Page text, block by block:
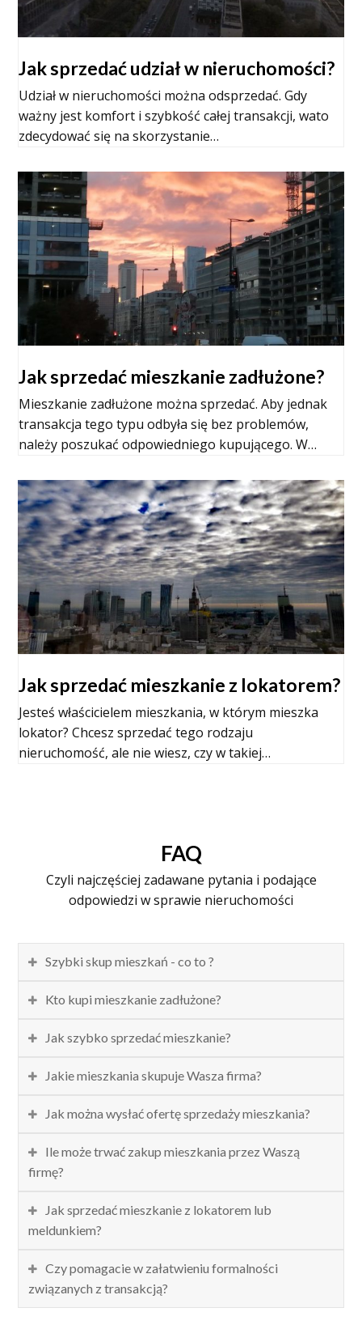
Jak sprzedać udział w nieruchomości?
Udział w nieruchomości można odsprzedać. Gdy
ważny jest komfort i szybkość całej transakcji, wato
zdecydować się na skorzystanie…
Jak sprzedać mieszkanie zadłużone?
Mieszkanie zadłużone można sprzedać. Aby jednak
transakcja tego typu odbyła się bez problemów,
należy poszukać odpowiedniego kupującego. W…
Jak sprzedać mieszkanie z lokatorem?
Jesteś właścicielem mieszkania, w którym mieszka
lokator? Chcesz sprzedać tego rodzaju
nieruchomość, ale nie wiesz, czy w takiej…
FAQ
Czyli najczęściej zadawane pytania i podające
odpowiedzi w sprawie nieruchomości
Szybki skup mieszkań - co to ?
Kto kupi mieszkanie zadłużone?
Jak szybko sprzedać mieszkanie?
Jakie mieszkania skupuje Wasza firma?
Jak można wysłać ofertę sprzedaży mieszkania?
Ile może trwać zakup mieszkania przez Waszą
firmę?
Jak sprzedać mieszkanie z lokatorem lub
meldunkiem?
Czy pomagacie w załatwieniu formalności
związanych z transakcją?